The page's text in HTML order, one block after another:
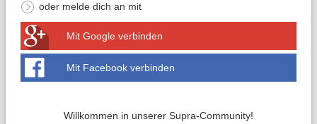
oder melde dich an mit
Mit Google verbinden
Mit Facebook verbinden
Willkommen in unserer Supra-Community!